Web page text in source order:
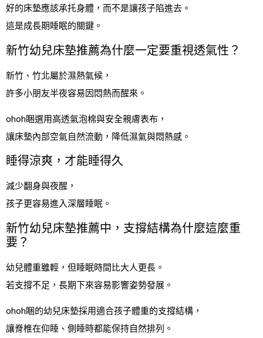
好的床墊應該承托身體，而不是讓孩子陷進去。
這是成長期睡眠的關鍵。
新竹幼兒床墊推薦為什麼一定要重視透氣性？
新竹、竹北屬於濕熱氣候，
許多小朋友半夜容易因悶熱而醒來。
ohoh睏選用高透氣泡棉與安全親膚表布，
讓床墊內部空氣自然流動，降低濕氣與悶熱感。
睡得涼爽，才能睡得久
減少翻身與夜醒，
孩子更容易進入深層睡眠。
新竹幼兒床墊推薦中，支撐結構為什麼這麼重
要？
幼兒體重雖輕，但睡眠時間比大人更長。
若支撐不足，長期下來容易影響姿勢發展。
ohoh睏的幼兒床墊採用適合孩子體重的支撐結構，
讓脊椎在仰睡、側睡時都能保持自然排列。